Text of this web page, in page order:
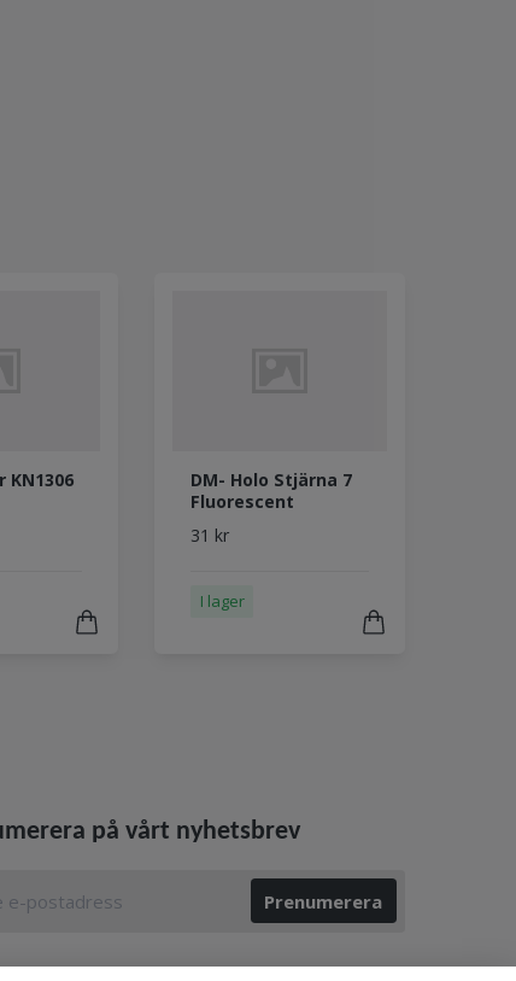
KN1306
DM- Holo Stjärna 7
Fluorescent
31 kr
I lager
på vårt nyhetsbrev
Prenumerera